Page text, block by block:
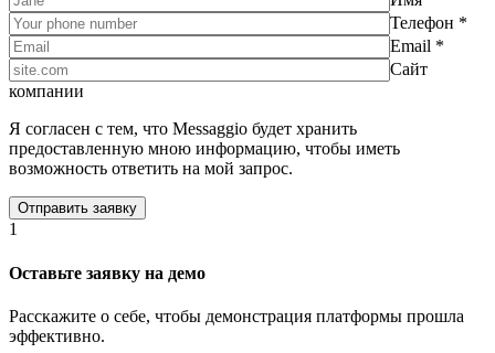
Телефон *
Email *
Сайт
компании
Я согласен с тем, что Messaggio будет хранить
предоставленную мною информацию, чтобы иметь
возможность ответить на мой запрос.
1
Оставьте заявку на демо
Расскажите о себе, чтобы демонстрация платформы прошла
эффективно.